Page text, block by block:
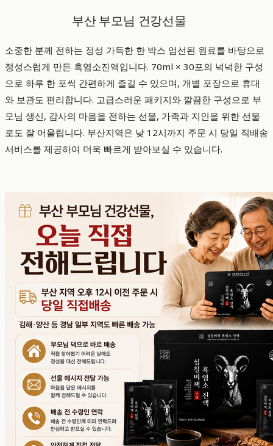
부산 부모님 건강선물
소중한 분께 전하는 정성 가득한 한 박스 엄선된 원료를 바탕으로
정성스럽게 만든 흑염소진액입니다. 70ml × 30포의 넉넉한 구성
으로 하루 한 포씩 간편하게 즐길 수 있으며, 개별 포장으로 휴대
와 보관도 편리합니다. 고급스러운 패키지와 깔끔한 구성으로 부
모님 생신, 감사의 마음을 전하는 선물, 가족과 지인을 위한 선물
로도 잘 어울립니다. 부산지역은 낮 12시까지 주문 시 당일 직배송
서비스를 제공하여 더욱 빠르게 받아보실 수 있습니다.